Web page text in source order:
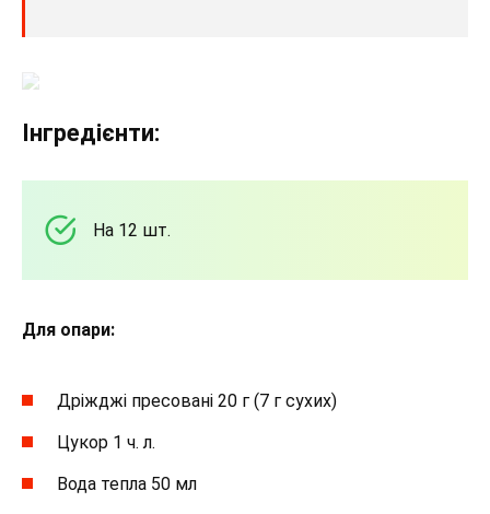
Інгредієнти:
На 12 шт.
Для опари:
Дріжджі пресовані 20 г (7 г сухих)
Цукор 1 ч. л.
Вода тепла 50 мл